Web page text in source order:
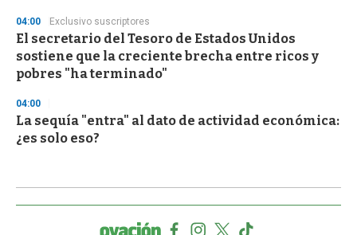
04:00 Exclusivo suscriptores
El secretario del Tesoro de Estados Unidos
sostiene que la creciente brecha entre ricos y
pobres "ha terminado"
04:00
La sequía "entra" al dato de actividad económica:
¿es solo eso?